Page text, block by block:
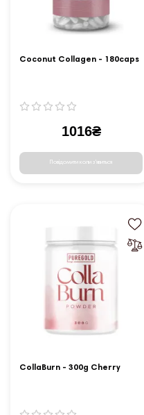
Coconut Collagen - 180caps
1016₴
Повідомити коли з'явиться
CollaBurn - 300g Cherry